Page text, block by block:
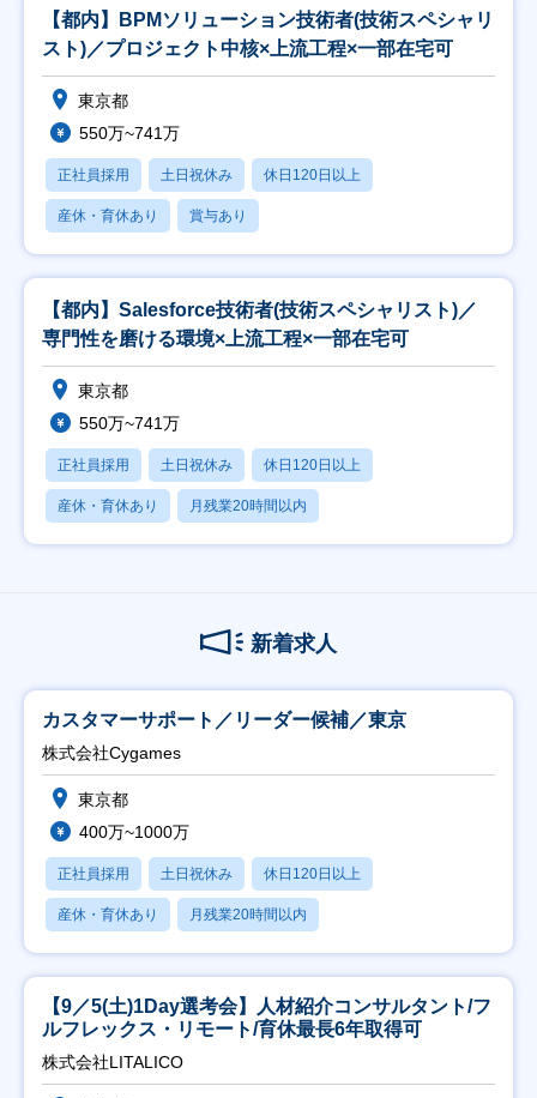
【都内】BPMソリューション技術者(技術スペシャリ
スト)／プロジェクト中核×上流工程×一部在宅可
東京都
550万~741万
正社員採用 土日祝休み 休日120日以上
産休・育休あり 賞与あり
【都内】Salesforce技術者(技術スペシャリスト)／
専門性を磨ける環境×上流工程×一部在宅可
東京都
550万~741万
正社員採用 土日祝休み 休日120日以上
産休・育休あり 月残業20時間以内
新着求人
カスタマーサポート／リーダー候補／東京
株式会社Cygames
東京都
400万~1000万
正社員採用 土日祝休み 休日120日以上
産休・育休あり 月残業20時間以内
【9／5(土)1Day選考会】人材紹介コンサルタント/フ
ルフレックス・リモート/育休最長6年取得可
株式会社LITALICO